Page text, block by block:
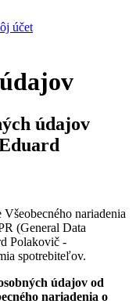
účet
údajov
nariadenia
(General Data
Polakovič -
spotrebiteľov.
údajov od
nariadenia o